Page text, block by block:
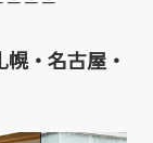
・名古屋・